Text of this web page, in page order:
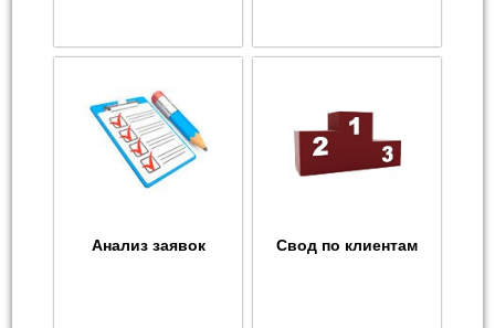
Анализ заявок Свод по клиентам